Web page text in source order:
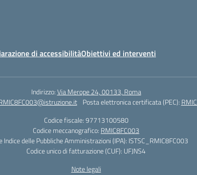
di accessibilitàObiettivi ed interventi
Indirizzo:Via Merope 24, 00133, Roma
Posta elettronica certificata (PEC):
Codice fiscale: 97713100580
Codice meccanografico: RMIC8FC003
Indice delle Pubbliche Amministrazioni (IPA): ISTSC_RMIC8FC003
Codice unico di fatturazione (CUF): UFJNS4
Note legali